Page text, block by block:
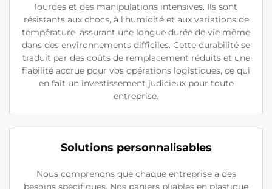
lourdes et des manipulations intensives. Ils sont
résistants aux chocs, à l'humidité et aux variations de
température, assurant une longue durée de vie même
dans des environnements difficiles. Cette durabilité se
traduit par des coûts de remplacement réduits et une
fiabilité accrue pour vos opérations logistiques, ce qui
en fait un investissement judicieux pour toute
entreprise.
Solutions personnalisables
Nous comprenons que chaque entreprise a des
besoins spécifiques. Nos paniers pliables en plastique